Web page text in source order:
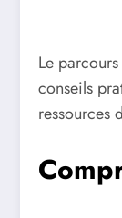
Le
conseils
ressources